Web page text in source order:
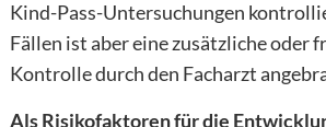
Kind-Pass-Untersuchungen
Fällen ist aber eine zusätzliche oder
Kontrolle durch den Facharzt
Als Risikofaktoren für die